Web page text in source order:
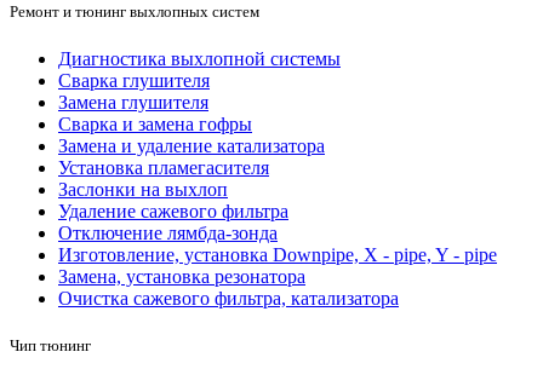
Ремонт и тюнинг выхлопных систем
Диагностика выхлопной системы
Сварка глушителя
Замена глушителя
Сварка и замена гофры
Замена и удаление катализатора
Установка пламегасителя
Заслонки на выхлоп
Удаление сажевого фильтра
Отключение лямбда-зонда
Изготовление, установка Downpipe, X - pipe, Y - pipe
Замена, установка резонатора
Очистка сажевого фильтра, катализатора
Чип тюнинг